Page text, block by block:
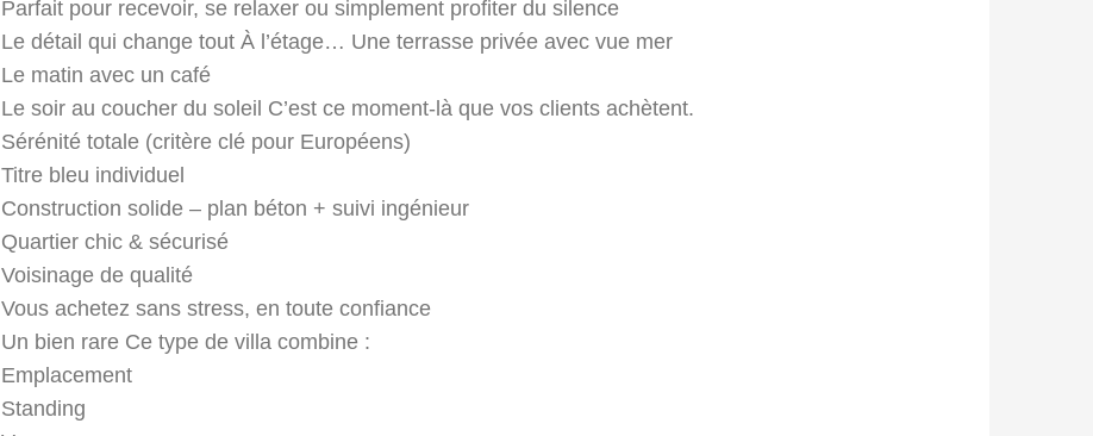
Parfait pour recevoir, se relaxer ou simplement profiter du silence
Le détail qui change tout À l’étage… Une terrasse privée avec vue mer
Le matin avec un café
Le soir au coucher du soleil C’est ce moment-là que vos clients achètent.
Sérénité totale (critère clé pour Européens)
Titre bleu individuel
Construction solide – plan béton + suivi ingénieur
Quartier chic & sécurisé
Voisinage de qualité
Vous achetez sans stress, en toute confiance
Un bien rare Ce type de villa combine :
Emplacement
Standing